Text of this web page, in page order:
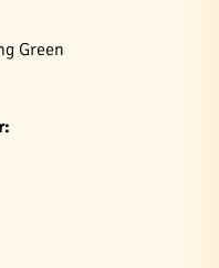
Green